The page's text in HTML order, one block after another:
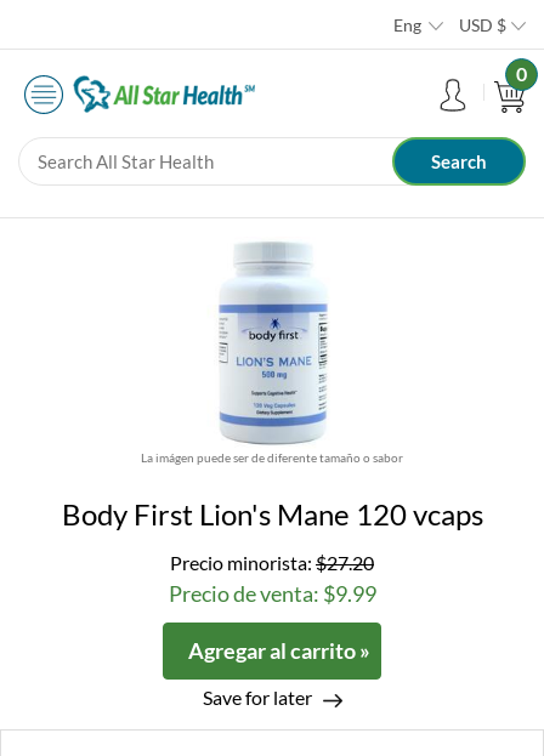
Eng USD $
0
La imágen puede ser de diferente tamaño o sabor
Body First Lion's Mane 120 vcaps
Precio minorista: $27.20
Precio de venta: $9.99
Agregar al carrito »
Save for later